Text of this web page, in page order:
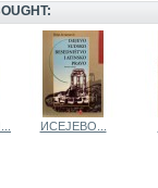
ИСЕЈЕВО...